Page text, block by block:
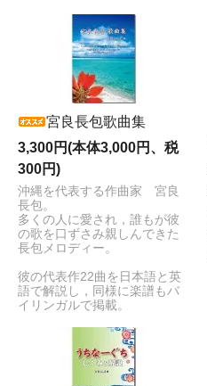
宮良長包歌曲集
3,300円(本体3,000円、税
300円)
沖縄を代表する作曲家 宮良
長包。
多くの人に愛され，誰もが彼
の歌を口ずさみ親しんできた
長包メロディー。
彼の代表作22曲を日本語と英
語で解説し，同様に楽譜もバ
イリンガルで掲載。